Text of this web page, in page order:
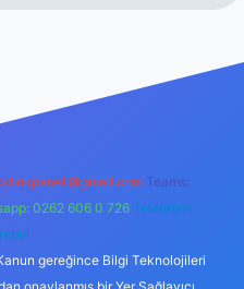
Teams:
0262 606 0 726 Telegram:
gereğince Bilgi Teknolojileri